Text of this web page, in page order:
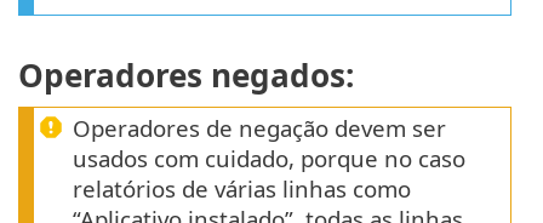
Operadores negados:
Operadores de negação devem ser
usados com cuidado, porque no caso
relatórios de várias linhas como